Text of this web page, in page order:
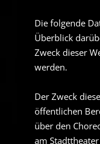
Die folgende
Überblick
Zweck dieser
werden.
Der Zweck
öffentlichen
über den
am